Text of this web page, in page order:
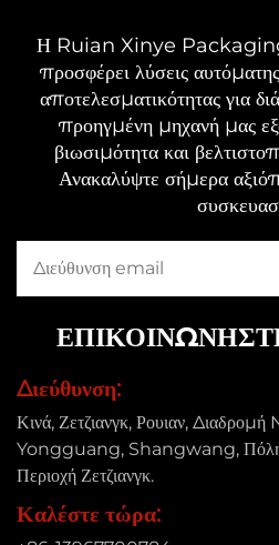
Η Ruian Xinye
προσφέρει λύσεις
αποτελεσματικότητας για
προηγμένη μηχανή μας
βιωσιμότητα και
Ανακαλύψτε σήμερα
Διεύθυνση:
Κινά, Ζετζιανγκ, Ρουιαν,
Yongguang, Shangwang, Πόλη
Περιοχή Ζετζιανγκ.
Καλέστε τώρα: